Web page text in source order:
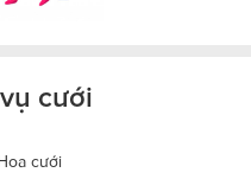
cưới
cưới